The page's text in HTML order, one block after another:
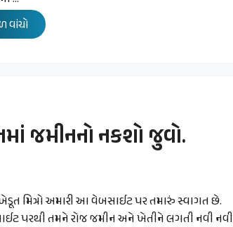
જમીનનો નકશો જુવો.
મિત્રો અમારી આ વેબસાઈટ પર તમારું સ્વાગત છે.
પરથી તમને રોજ જમીન અને ખેતીને લગતી નવી નવી